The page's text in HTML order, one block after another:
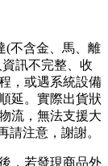
(不含金、馬、離
訊不完整、收
，或遇系統設備
延。實際出貨狀
流，無法支援大
請注意，謝謝。
，若發現商品外